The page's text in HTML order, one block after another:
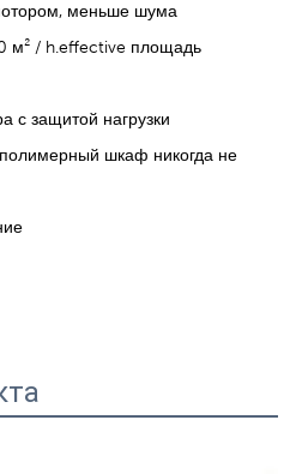
меньше шума
м² / h.effective площадь
с защитой нагрузки
шкаф никогда не